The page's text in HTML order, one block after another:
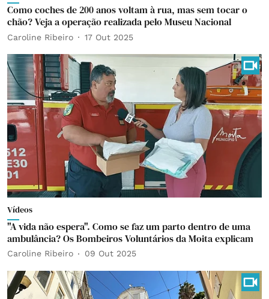
Como coches de 200 anos voltam à rua, mas sem tocar o
chão? Veja a operação realizada pelo Museu Nacional
Caroline Ribeiro 17 Out 2025
Vídeos
"A vida não espera". Como se faz um parto dentro de uma
ambulância? Os Bombeiros Voluntários da Moita explicam
Caroline Ribeiro 09 Out 2025